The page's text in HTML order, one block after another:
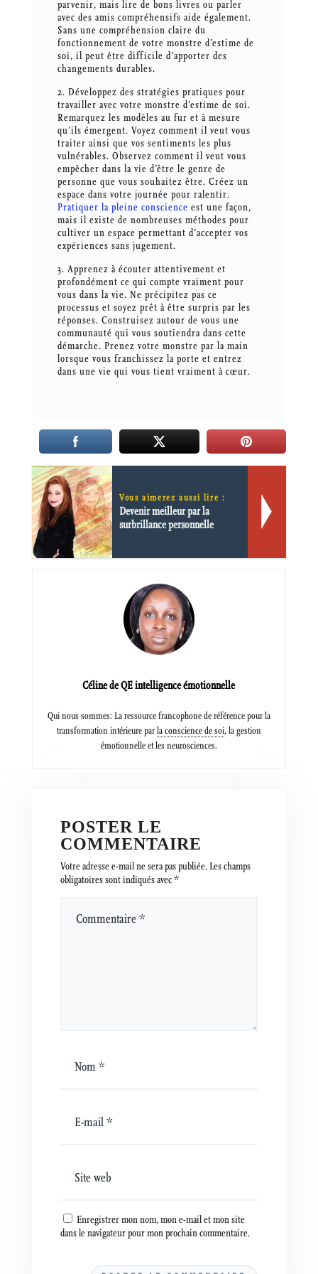
parvenir, mais lire de bons livres ou parler
avec des amis compréhensifs aide également.
Sans une compréhension claire du
fonctionnement de votre monstre d’estime de
soi, il peut être difficile d’apporter des
changements durables.
2. Développez des stratégies pratiques pour
travailler avec votre monstre d’estime de soi.
Remarquez les modèles au fur et à mesure
qu’ils émergent. Voyez comment il veut vous
traiter ainsi que vos sentiments les plus
vulnérables. Observez comment il veut vous
empêcher dans la vie d’être le genre de
personne que vous souhaitez être. Créez un
espace dans votre journée pour ralentir.
Pratiquer la pleine conscience est une façon,
mais il existe de nombreuses méthodes pour
cultiver un espace permettant d’accepter vos
expériences sans jugement.
3. Apprenez à écouter attentivement et
profondément ce qui compte vraiment pour
vous dans la vie. Ne précipitez pas ce
processus et soyez prêt à être surpris par les
réponses. Construisez autour de vous une
communauté qui vous soutiendra dans cette
démarche. Prenez votre monstre par la main
lorsque vous franchissez la porte et entrez
dans une vie qui vous tient vraiment à cœur.
Vous aimerez aussi lire :
Devenir meilleur par la
surbrillance personnelle
Céline de QE intelligence émotionnelle
Qui nous sommes: La ressource francophone de référence pour la
transformation intérieure parla conscience de soi, la gestion
émotionnelle et les neurosciences.
POSTER LE
COMMENTAIRE
Votre adresse e-mail ne sera pas publiée.Les champs
obligatoires sont indiqués avec*
Enregistrer mon nom, mon e-mail et mon site
dans le navigateur pour mon prochain commentaire.